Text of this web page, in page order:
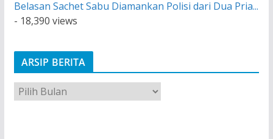
Belasan Sachet Sabu Diamankan Polisi dari Dua Pria...
- 18,390 views
ARSIP BERITA
A
r